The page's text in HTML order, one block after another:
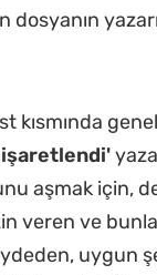
dosyanın
kısmında
aşmak için,
veren ve
uygun